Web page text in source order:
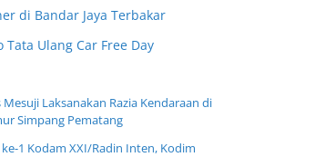
di Bandar Jaya Terbakar
Tata Ulang Car Free Day
Laksanakan Razia Kendaraan di
Simpang Pematang
1 Kodam XXI/Radin Inten, Kodim